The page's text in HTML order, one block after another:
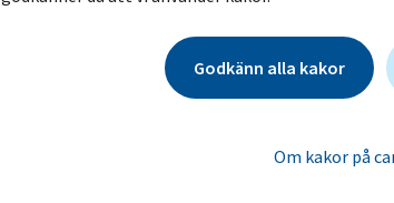
Godkänn alla kakor
Om kakor på